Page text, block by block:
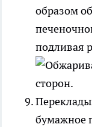
образом
подливая
бумажное